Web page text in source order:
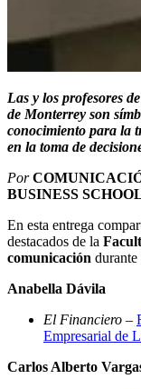
Las y los profesores
de Monterrey son
conocimiento para la
en la toma de
Por
BUSINESS
En esta entrega
destacados de la
comunicación
Anabella Dávila
El Financiero –
Empresarial de
Carlos Alberto